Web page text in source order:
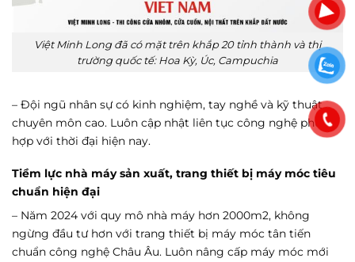
Việt Minh Long đã có mặt trên khắp 20 tỉnh thành và thị
trường quốc tế: Hoa Kỳ, Úc, Campuchia
– Đội ngũ nhân sự có kinh nghiệm, tay nghề và kỹ thuật
chuyên môn cao. Luôn cập nhật liên tục công nghệ phù
hợp với thời đại hiện nay.
Tiềm lực nhà máy sản xuất, trang thiết bị máy móc tiêu
chuẩn hiện đại
– Năm 2024 với quy mô nhà máy hơn 2000m2, không
ngừng đầu tư hơn với trang thiết bị máy móc tân tiến
chuẩn công nghệ Châu Âu. Luôn nâng cấp máy móc mới